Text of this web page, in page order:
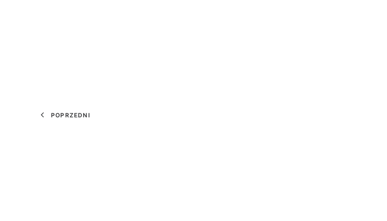
POPRZEDNI